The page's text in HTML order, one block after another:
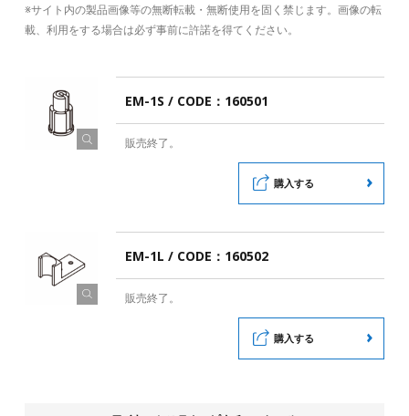
※サイト内の製品画像等の無断転載・無断使用を固く禁じます。画像の転
載、利用をする場合は必ず事前に許諾を得てください。
EM-1S / CODE：160501
販売終了。
購入する
EM-1L / CODE：160502
販売終了。
購入する